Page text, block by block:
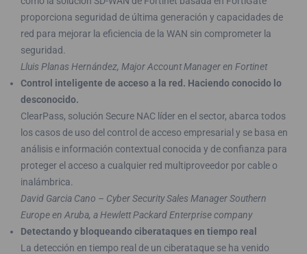
proporciona seguridad de última generación y capacidades de
red para mejorar la eficiencia de la WAN sin comprometer la
seguridad.
Lluis Planas Hernández, Major Account Manager en Fortinet
Control inteligente de acceso a la red. Haciendo conocido lo
desconocido.
ClearPass, solución Secure NAC líder en el sector, abarca todos
los casos de uso del control de acceso empresarial y se basa en
análisis e información contextual conocida y de confianza para
proteger el acceso a cualquier red multiproveedor por cable o
inalámbrica.
David Garcia Cano – Cyber Security Sales Manager Southern
Europe en Aruba, a Hewlett Packard Enterprise company
Detectando y bloqueando ciberataques en tiempo real
La detección en tiempo real de un ciberataque se ha venido